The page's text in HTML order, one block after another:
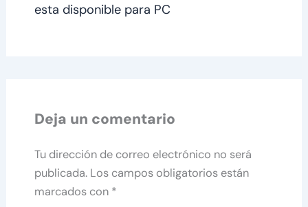
esta disponible para PC
Deja un comentario
Tu dirección de correo electrónico no será
publicada. Los campos obligatorios están
marcados con *